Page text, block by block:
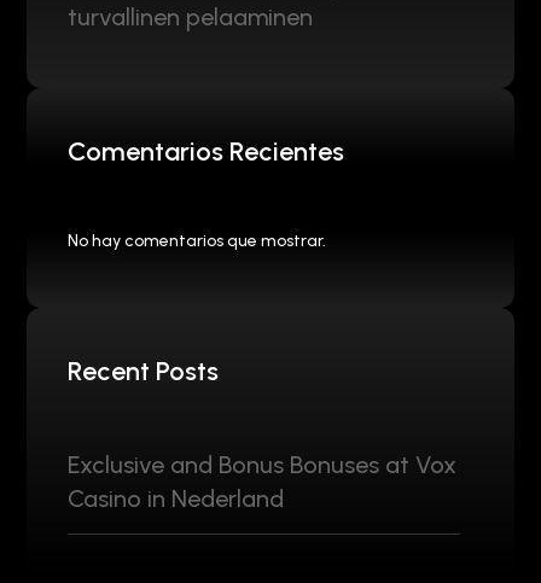
turvallinen pelaaminen
Comentarios Recientes
No hay comentarios que mostrar.
Recent Posts
Exclusive and Bonus Bonuses at Vox
Casino in Nederland